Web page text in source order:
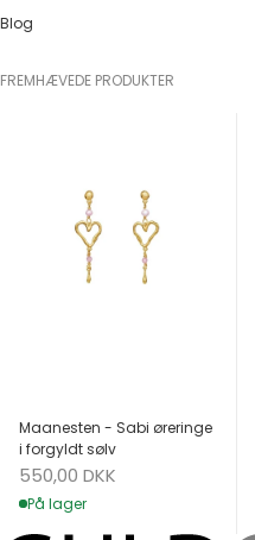
Blog
FREMHÆVEDE PRODUKTER
Maanesten - Sabi øreringe
i forgyldt sølv
Salgspris
550,00 DKK
På lager